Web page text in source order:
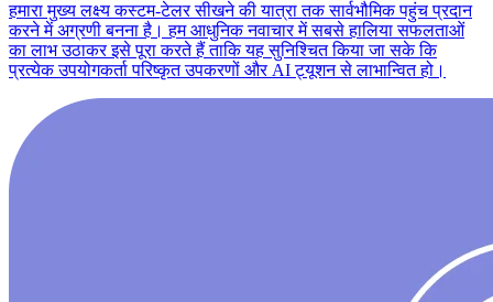
हमारा मुख्य लक्ष्य कस्टम-टेलर सीखने की यात्रा तक सार्वभौमिक पहुंच प्रदान
करने में अग्रणी बनना है। हम आधुनिक नवाचार में सबसे हालिया सफलताओं
का लाभ उठाकर इसे पूरा करते हैं ताकि यह सुनिश्चित किया जा सके कि
प्रत्येक उपयोगकर्ता परिष्कृत उपकरणों और AI ट्यूशन से लाभान्वित हो।